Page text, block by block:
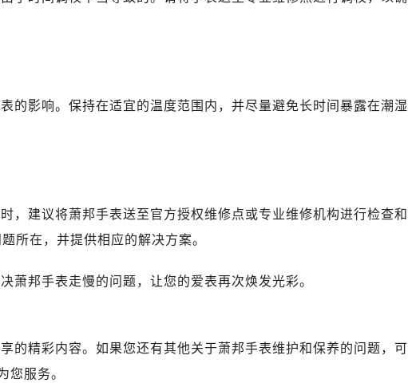
的影响。保持在适宜的温度范围内，并尽量避免长时间暴露在潮湿
，建议将萧邦手表送至官方授权维修点或专业维修机构进行检查和
所在，并提供相应的解决方案。
萧邦手表走慢的问题，让您的爱表再次焕发光彩。
的精彩内容。如果您还有其他关于萧邦手表维护和保养的问题，可
您服务。